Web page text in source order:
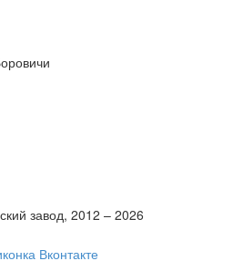
завод, 2012 – 2026